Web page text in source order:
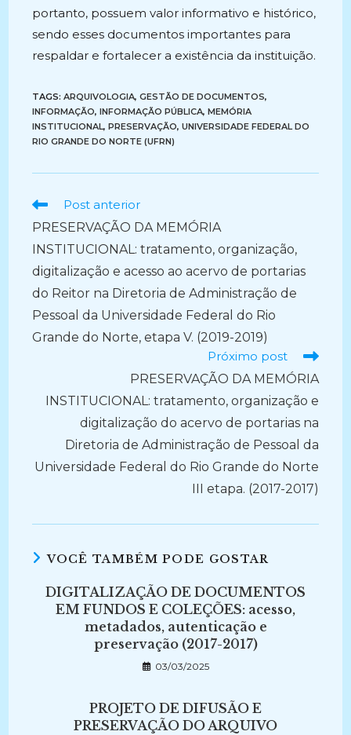
portanto, possuem valor informativo e histórico,
sendo esses documentos importantes para
respaldar e fortalecer a existência da instituição.
TAGS:ARQUIVOLOGIA, GESTÃO DE DOCUMENTOS,
INFORMAÇÃO, INFORMAÇÃO PÚBLICA, MEMÓRIA
INSTITUCIONAL, PRESERVAÇÃO, UNIVERSIDADE FEDERAL DO
RIO GRANDE DO NORTE (UFRN)
Ler
artigos
Post anterior
PRESERVAÇÃO DA MEMÓRIA
INSTITUCIONAL: tratamento, organização,
digitalização e acesso ao acervo de portarias
do Reitor na Diretoria de Administração de
Pessoal da Universidade Federal do Rio
Grande do Norte, etapa V. (2019-2019)
Próximo post
PRESERVAÇÃO DA MEMÓRIA
INSTITUCIONAL: tratamento, organização e
digitalização do acervo de portarias na
Diretoria de Administração de Pessoal da
Universidade Federal do Rio Grande do Norte
III etapa. (2017-2017)
VOCÊ TAMBÉM PODE GOSTAR
DIGITALIZAÇÃO DE DOCUMENTOS
EM FUNDOS E COLEÇÕES: acesso,
metadados, autenticação e
preservação (2017-2017)
03/03/2025
PROJETO DE DIFUSÃO E
PRESERVAÇÃO DO ARQUIVO